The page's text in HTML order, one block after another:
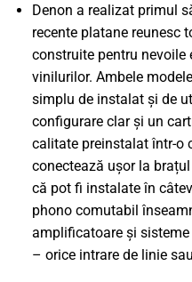
Denon a realizat primul
recente platane reunesc
construite pentru
vinilurilor. Ambele
simplu de instalat și de
configurare clar și un
calitate preinstalat într-o
conectează ușor la
că pot fi instalate în
phono comutabil
amplificatoare și
– orice intrare de linie